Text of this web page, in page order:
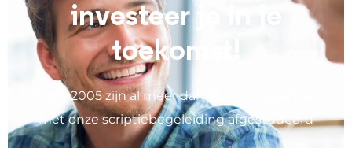
investeer je in je
toekomst!
Sinds 2005 zijn al meer dan 10.000 studenten
met onze scriptiebegeleiding afgestudeerd